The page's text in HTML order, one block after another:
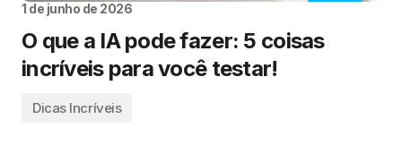
1 de junho de 2026
O que a IA pode fazer: 5 coisas
incríveis para você testar!
Dicas Incríveis